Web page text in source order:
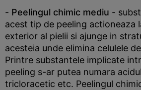
- Peelingul chimic mediu -
acest tip de peeling actioneaza
exterior al pielii si ajunge in
acesteia unde elimina celulele
Printre substantele implicate
peeling s-ar putea numara
tricloracetic etc. Peelingul